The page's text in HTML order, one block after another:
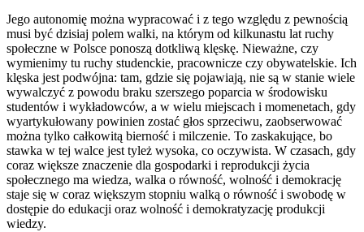
Jego autonomię można wypracować i z tego względu z pewnością
musi być dzisiaj polem walki, na którym od kilkunastu lat ruchy
społeczne w Polsce ponoszą dotkliwą klęskę. Nieważne, czy
wymienimy tu ruchy studenckie, pracownicze czy obywatelskie. Ich
klęska jest podwójna: tam, gdzie się pojawiają, nie są w stanie wiele
wywalczyć z powodu braku szerszego poparcia w środowisku
studentów i wykładowców, a w wielu miejscach i momenetach, gdy
wyartykułowany powinien zostać głos sprzeciwu, zaobserwować
można tylko całkowitą bierność i milczenie. To zaskakujące, bo
stawka w tej walce jest tyleż wysoka, co oczywista. W czasach, gdy
coraz większe znaczenie dla gospodarki i reprodukcji życia
społecznego ma wiedza, walka o równość, wolność i demokrację
staje się w coraz większym stopniu walką o równość i swobodę w
dostępie do edukacji oraz wolność i demokratyzację produkcji
wiedzy.